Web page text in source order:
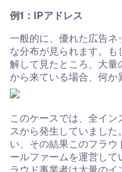
例1：IPアドレス
一般的に、優れた広告
な分布が見られます。
解して見たところ、大
から来ている場合、何か
このケースでは、全イ
スから発生していまし
い、その結果このフラウ
ールファームを運営し